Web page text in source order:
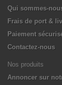
Qui sommes-
Frais de port &
Paiement
Contactez-nous
Nos produits
Annoncer sur